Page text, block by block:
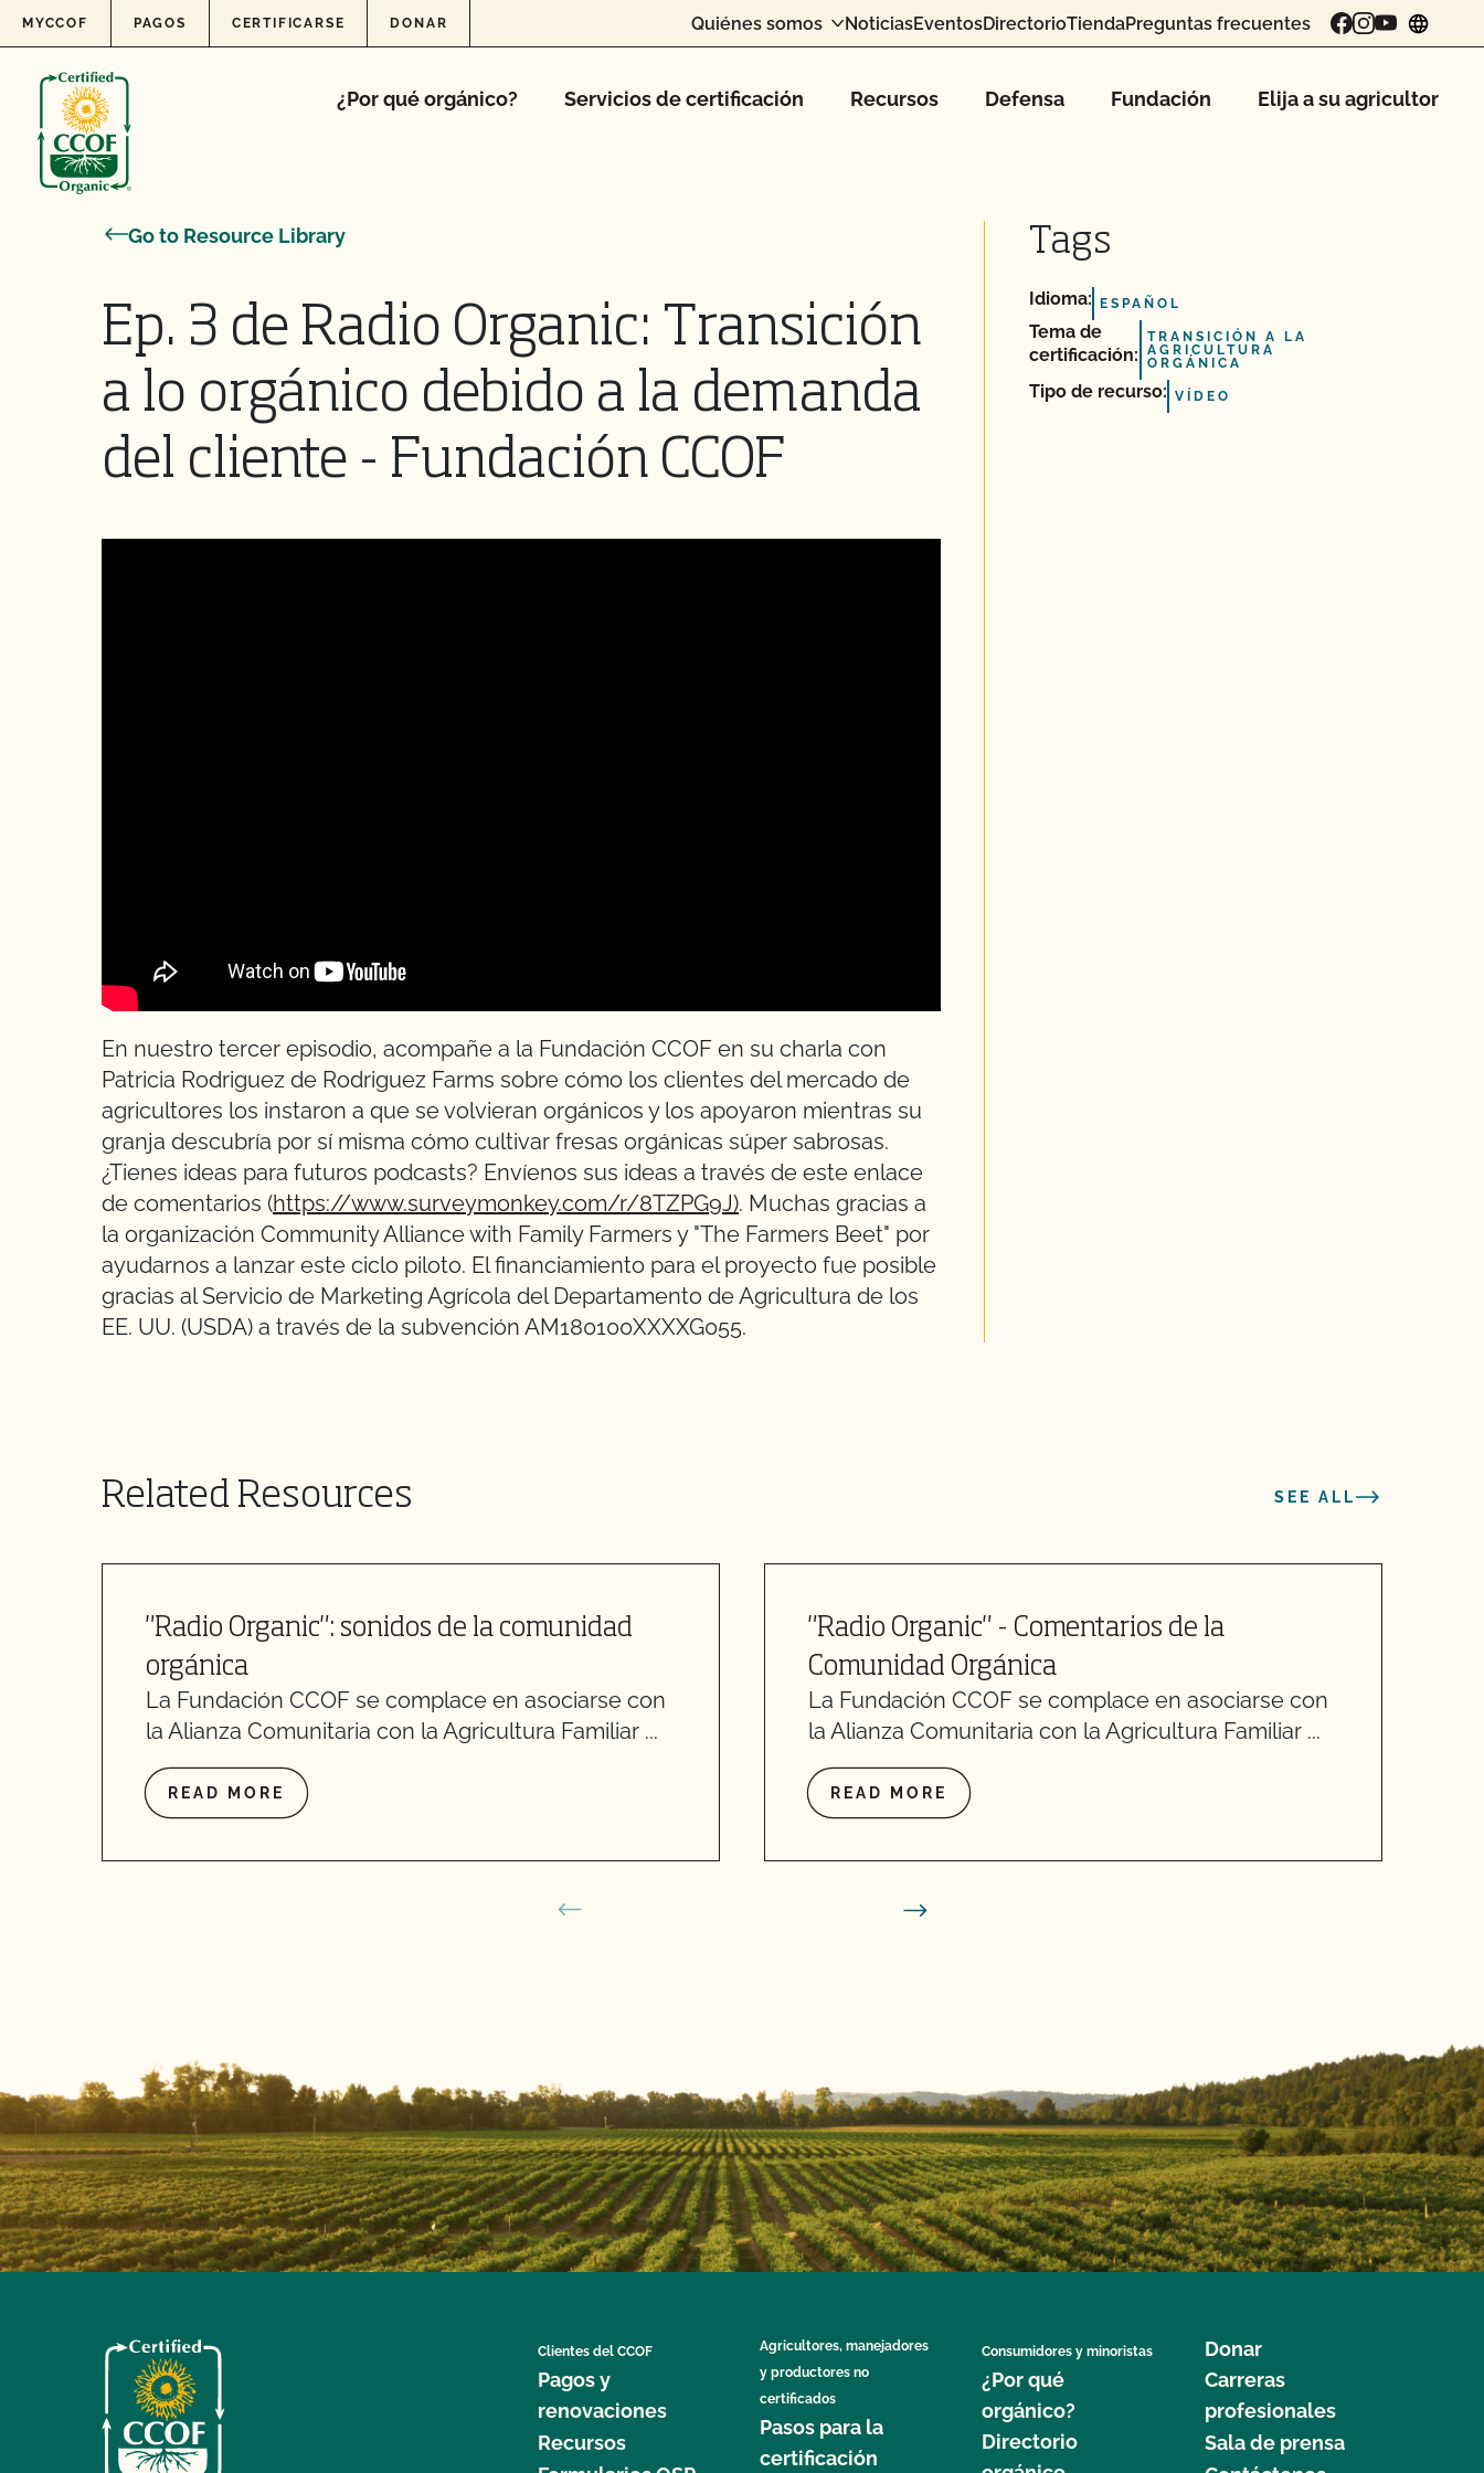
Skip to content
MYCCOF PAGOS CERTIFICARSE DONAR Quiénes somos NoticiasEventosDirectorioTiendaPreguntas frecuentes
¿Por qué orgánico? Servicios de certificación Recursos Defensa Fundación Elija a su agricultor
Go to Resource Library
Ep. 3 de Radio Organic: Transición
a lo orgánico debido a la demanda
del cliente - Fundación CCOF
En nuestro tercer episodio, acompañe a la Fundación CCOF en su charla con
Patricia Rodriguez de Rodriguez Farms sobre cómo los clientes del mercado de
agricultores los instaron a que se volvieran orgánicos y los apoyaron mientras su
granja descubría por sí misma cómo cultivar fresas orgánicas súper sabrosas.
¿Tienes ideas para futuros podcasts? Envíenos sus ideas a través de este enlace
de comentarios (https://www.surveymonkey.com/r/8TZPG9J). Muchas gracias a
la organización Community Alliance with Family Farmers y "The Farmers Beet" por
ayudarnos a lanzar este ciclo piloto. El financiamiento para el proyecto fue posible
gracias al Servicio de Marketing Agrícola del Departamento de Agricultura de los
EE. UU. (USDA) a través de la subvención AM180100XXXXG055.
Tags
Idioma: ESPAÑOL
Tema de
certificación:
TRANSICIÓN A LA
AGRICULTURA
ORGÁNICA
Tipo de recurso: VÍDEO
Related Resources SEE ALL
"Radio Organic": sonidos de la comunidad
orgánica
La Fundación CCOF se complace en asociarse con
la Alianza Comunitaria con la Agricultura Familiar ...
READ MORE
"Radio Organic" - Comentarios de la
Comunidad Orgánica
La Fundación CCOF se complace en asociarse con
la Alianza Comunitaria con la Agricultura Familiar ...
READ MORE
Clientes del CCOF
Pagos y
renovaciones
Recursos
Agricultores, manejadores
y productores no
certificados
Pasos para la
certificación
Consumidores y minoristas
¿Por qué
orgánico?
Directorio
Donar
Carreras
profesionales
Sala de prensa